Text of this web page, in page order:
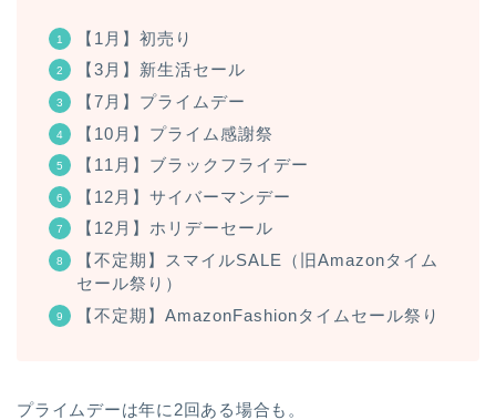
【1月】初売り
【3月】新生活セール
【7月】プライムデー
【10月】プライム感謝祭
【11月】ブラックフライデー
【12月】サイバーマンデー
【12月】ホリデーセール
【不定期】スマイルSALE（旧Amazonタイム
セール祭り）
【不定期】AmazonFashionタイムセール祭り
プライムデーは年に2回ある場合も。